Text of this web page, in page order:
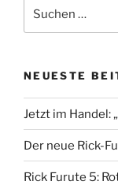
nach:
NEUESTE
Jetzt im Handel:
Der neue Rick-
Rick Furute 5: